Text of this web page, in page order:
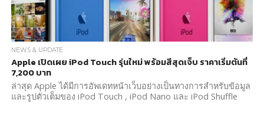
NEWS & UPDATE
Apple เปิดเผย iPod Touch รุ่นใหม่ พร้อมสีสุดเจ็บ ราคาเริ่มต้นที่
7,200 บาท
ล่าสุด Apple ได้มีการอัพเดทหน้าเว็บอย่างเป็นทางการสำหรับข้อมูล
และรูปตัวเต็มของ iPod Touch , iPod Nano และ iPod Shuffle